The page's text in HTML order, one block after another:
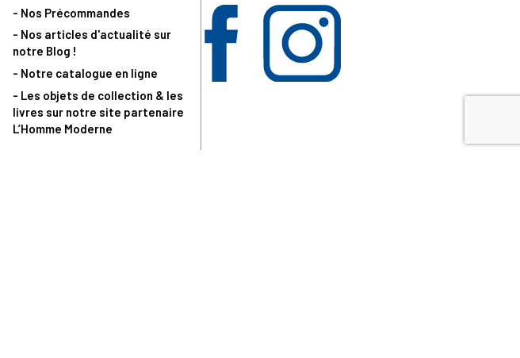
- Nos Précommandes
- Nos articles d'actualité sur
notre Blog !
- Notre catalogue en ligne
- Les objets de collection & les
livres sur notre site partenaire
L’Homme Moderne